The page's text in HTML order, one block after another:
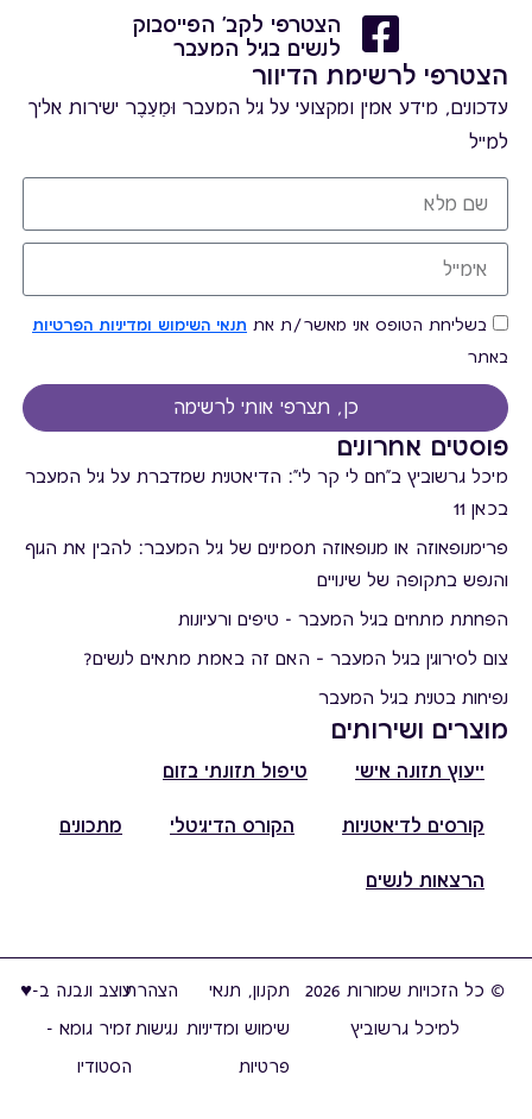
הצטרפי לקב' הפייסבוק
לנשים בגיל המעבר
פוסטים אחרונים
מיכל גרשוביץ ב"חם לי קר לי": הדיאטנית שמדברת על גיל המעבר
בכאן 11
פרימנופאוזה או מנופאוזה תסמינים של גיל המעבר: להבין את הגוף
והנפש בתקופה של שינויים
הפחתת מתחים בגיל המעבר - טיפים ורעיונות
צום לסירוגין בגיל המעבר – האם זה באמת מתאים לנשים?
נפיחות בטנית בגיל המעבר
מוצרים ושירותים
ייעוץ תזונה אישי טיפול תזונתי בזום
קורסים לדיאטניות הקורס הדיגיטלי מתכונים
הרצאות לנשים
הצטרפי לרשימת הדיוור
עדכונים, מידע אמין ומקצועי על גיל המעבר וּמֵעֵבֶר ישירות אליך
למייל
בשליחת הטופס אני מאשר/ת את תנאי השימוש ומדיניות הפרטיות
באתר
כן, תצרפי אותי לרשימה
© כל הזכויות שמורות 2026
למיכל גרשוביץ
תקנון, תנאי
שימוש ומדיניות
פרטיות
הצהרת
נגישות
עוצב ונבנה ב-♥︎
זמיר גומא -
הסטודיו